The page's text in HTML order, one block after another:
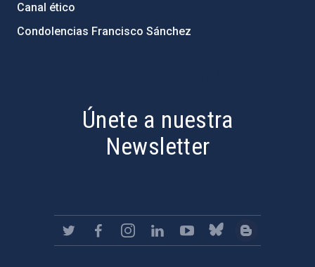
Canal ético
Condolencias Francisco Sánchez
Únete a nuestra
Newsletter